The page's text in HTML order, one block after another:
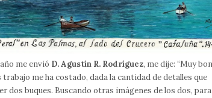
me envió D. Agustín R. Rodríguez, me dije: “Muy
trabajo me ha costado, dada la cantidad de detalles que
dos buques. Buscando otras imágenes de los dos,